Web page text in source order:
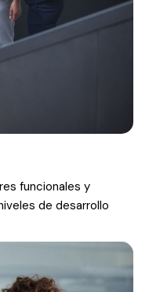
funcionales y
de desarrollo